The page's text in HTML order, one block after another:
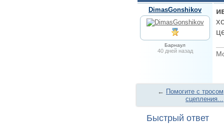
DimasGonshikov
Барнаул
40 дней назад
← Помогите с тросом
сцепления...
Быстрый ответ